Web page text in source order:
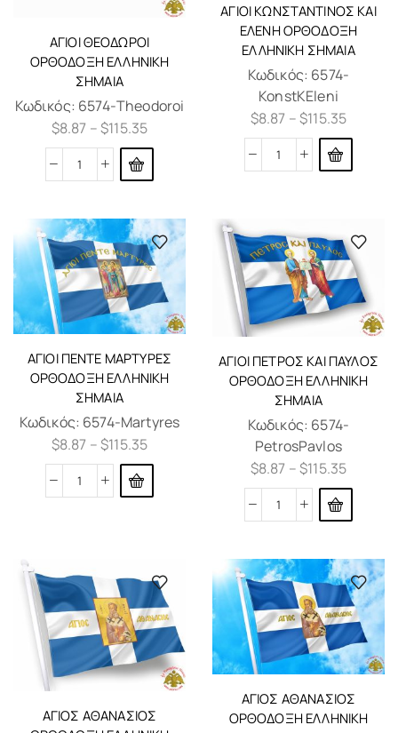
ΆΓΙΟΙ ΘΕΌΔΩΡΟΙ
ΟΡΘΌΔΟΞΗ ΕΛΛΗΝΙΚΗ
ΣΗΜΑΊΑ
Κωδικός: 6574-Theodoroi
$8.87 –$115.35
ΆΓΙΟΙ ΚΩΝΣΤΑΝΤΊΝΟΣ ΚΑΙ
ΕΛΈΝΗ ΟΡΘΌΔΟΞΗ
ΕΛΛΗΝΙΚΗ ΣΗΜΑΊΑ
Κωδικός: 6574-
KonstKEleni
$8.87 –$115.35
ΆΓΙΟΙ ΠΈΝΤΕ ΜΆΡΤΥΡΕΣ
ΟΡΘΌΔΟΞΗ ΕΛΛΗΝΙΚΗ
ΣΗΜΑΊΑ
Κωδικός: 6574-Martyres
$8.87 –$115.35
ΆΓΙΟΙ ΠΈΤΡΟΣ ΚΑΙ ΠΑΎΛΟΣ
ΟΡΘΌΔΟΞΗ ΕΛΛΗΝΙΚΗ
ΣΗΜΑΊΑ
Κωδικός: 6574-
PetrosPavlos
$8.87 –$115.35
ΆΓΙΟΣ ΑΘΑΝΆΣΙΟΣ
ΆΓΙΟΣ ΑΘΑΝΆΣΙΟΣ
ΟΡΘΌΔΟΞΗ ΕΛΛΗΝΙΚΗ